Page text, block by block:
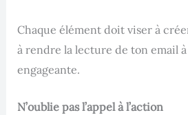
Chaque élément doit viser à
à rendre la lecture de ton email
engageante.
N’oublie pas l’appel à l’action